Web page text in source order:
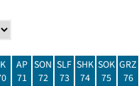
AP
71
SON
72
SLF
73
SHK
74
SOK
75
GRZ
76